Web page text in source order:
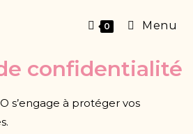
0 Menu
confidentialité
s’engage à protéger vos